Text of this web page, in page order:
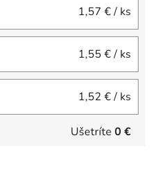
1,57 €/ ks
1,55 €/ ks
1,52 €/ ks
Ušetríte 0 €